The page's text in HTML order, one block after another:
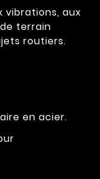
aux
terrain
routiers.
en acier.